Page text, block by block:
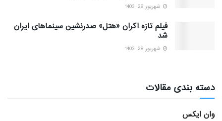
شهریور 28, 1403
فیلم تازه اکران «هتل» صدرنشین سینماهای ایران
شد
شهریور 28, 1403
دسته بندی مقالات
وان ایکس